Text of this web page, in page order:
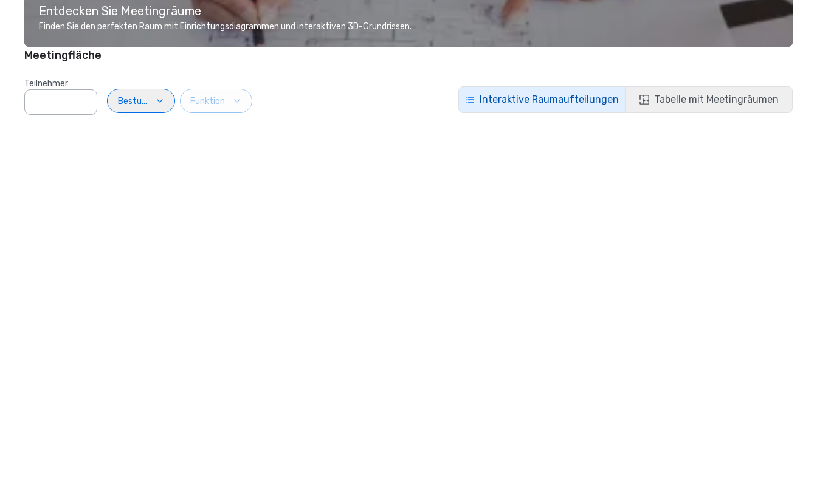
Entdecken Sie Meetingräume
Finden Sie den perfekten Raum mit Einrichtungsdiagrammen und interaktiven 3D-Grundrissen.
Meetingfläche
Teilnehmer
Bestuhlung
Funktion Interaktive Raumaufteilungen Tabelle mit Meetingräumen